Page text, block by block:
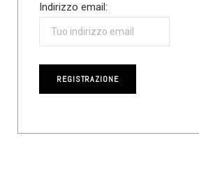
Indirizzo email: